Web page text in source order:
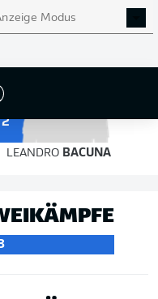
Modus
2
LEANDRO BACUNA